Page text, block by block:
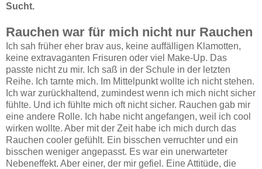
Sucht.
Rauchen war für mich nicht nur Rauchen
Ich sah früher eher brav aus, keine auffälligen Klamotten,
keine extravaganten Frisuren oder viel Make-Up. Das
passte nicht zu mir. Ich saß in der Schule in der letzten
Reihe. Ich tarnte mich. Im Mittelpunkt wollte ich nicht stehen.
Ich war zurückhaltend, zumindest wenn ich mich nicht sicher
fühlte. Und ich fühlte mich oft nicht sicher. Rauchen gab mir
eine andere Rolle. Ich habe nicht angefangen, weil ich cool
wirken wollte. Aber mit der Zeit habe ich mich durch das
Rauchen cooler gefühlt. Ein bisschen verruchter und ein
bisschen weniger angepasst. Es war ein unerwarteter
Nebeneffekt. Aber einer, der mir gefiel. Eine Attitüde, die